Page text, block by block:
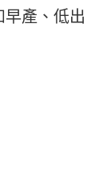
產、低出